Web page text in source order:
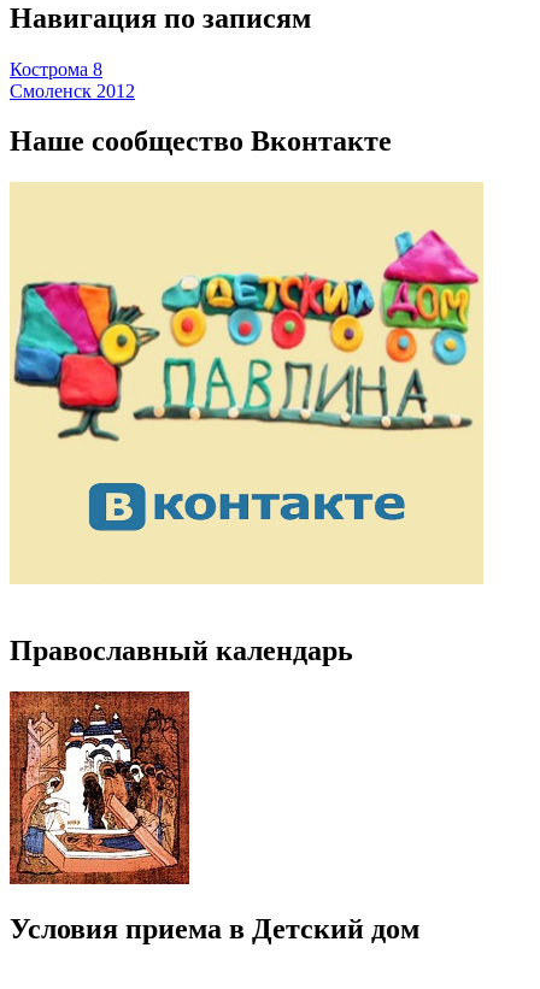
Навигация по записям
Кострома 8
Смоленск 2012
Наше сообщество Вконтакте
Православный календарь
Условия приема в Детский дом